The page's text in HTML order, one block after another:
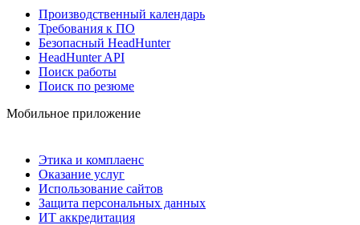
Производственный календарь
Требования к ПО
Безопасный HeadHunter
HeadHunter API
Поиск работы
Поиск по резюме
Мобильное приложение
Этика и комплаенс
Оказание услуг
Использование сайтов
Защита персональных данных
ИТ аккредитация